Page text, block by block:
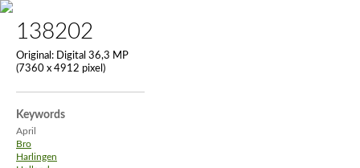
138202
Original: Digital 36,3 MP
(7360 x 4912 pixel)
Keywords
April
Bro
Harlingen